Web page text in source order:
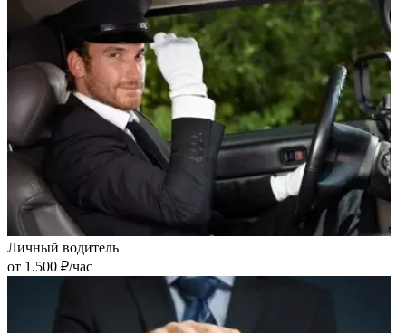
Личный водитель
от 1.500 ₽/час